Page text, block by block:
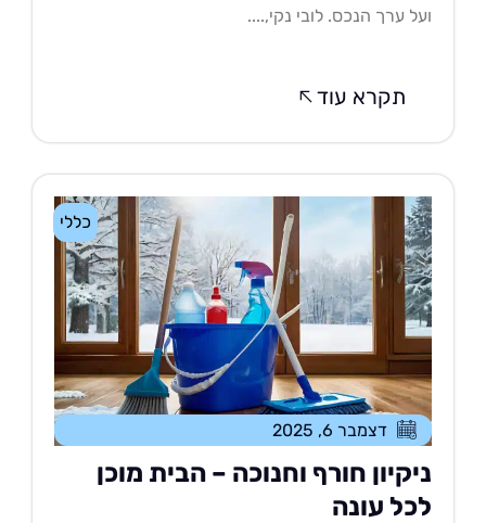
ערך הנכס. לובי נקי,....
תקרא עוד
כללי
דצמבר 6, 2025
חורף וחנוכה – הבית מוכן
עונה